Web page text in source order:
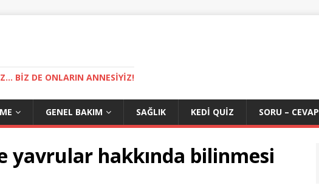
BIZ DE ONLARIN ANNESIYIZ!
GENEL BAKIM SAĞLIK KEDI QUIZ SORU – CEVAP
yavrular hakkında bilinmesi